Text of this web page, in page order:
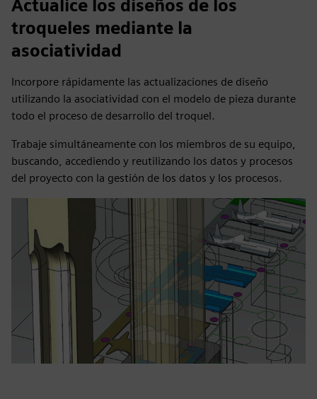
Actualice los diseños de los
troqueles mediante la
asociatividad
Incorpore rápidamente las actualizaciones de diseño
utilizando la asociatividad con el modelo de pieza durante
todo el proceso de desarrollo del troquel.
Trabaje simultáneamente con los miembros de su equipo,
buscando, accediendo y reutilizando los datos y procesos
del proyecto con la gestión de los datos y los procesos.